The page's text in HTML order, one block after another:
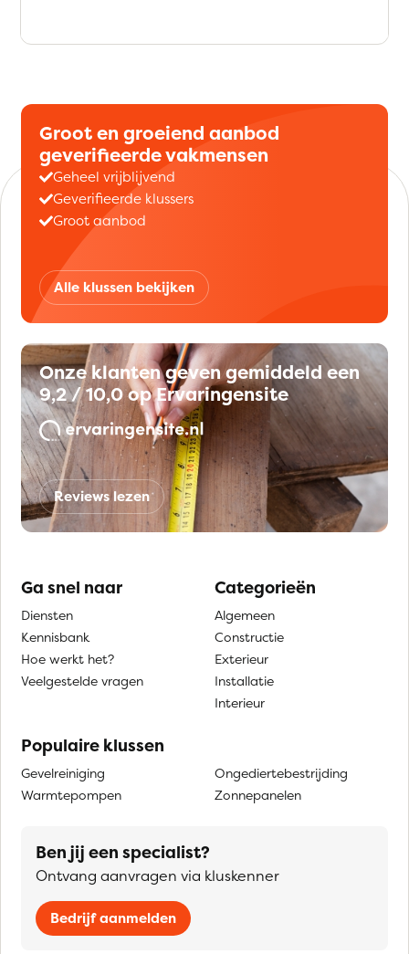
Groot en groeiend aanbod
geverifieerde vakmensen
Geheel vrijblijvend
Geverifieerde klussers
Groot aanbod
Alle klussen bekijken
Onze klanten geven gemiddeld een
9,2 / 10,0 op Ervaringensite
Reviews lezen
Ga snel naar
Diensten
Kennisbank
Hoe werkt het?
Veelgestelde vragen
Categorieën
Algemeen
Constructie
Exterieur
Installatie
Interieur
Populaire klussen
Gevelreiniging
Warmtepompen
Ongediertebestrijding
Zonnepanelen
Ben jij een specialist?
Ontvang aanvragen via kluskenner
Bedrijf aanmelden